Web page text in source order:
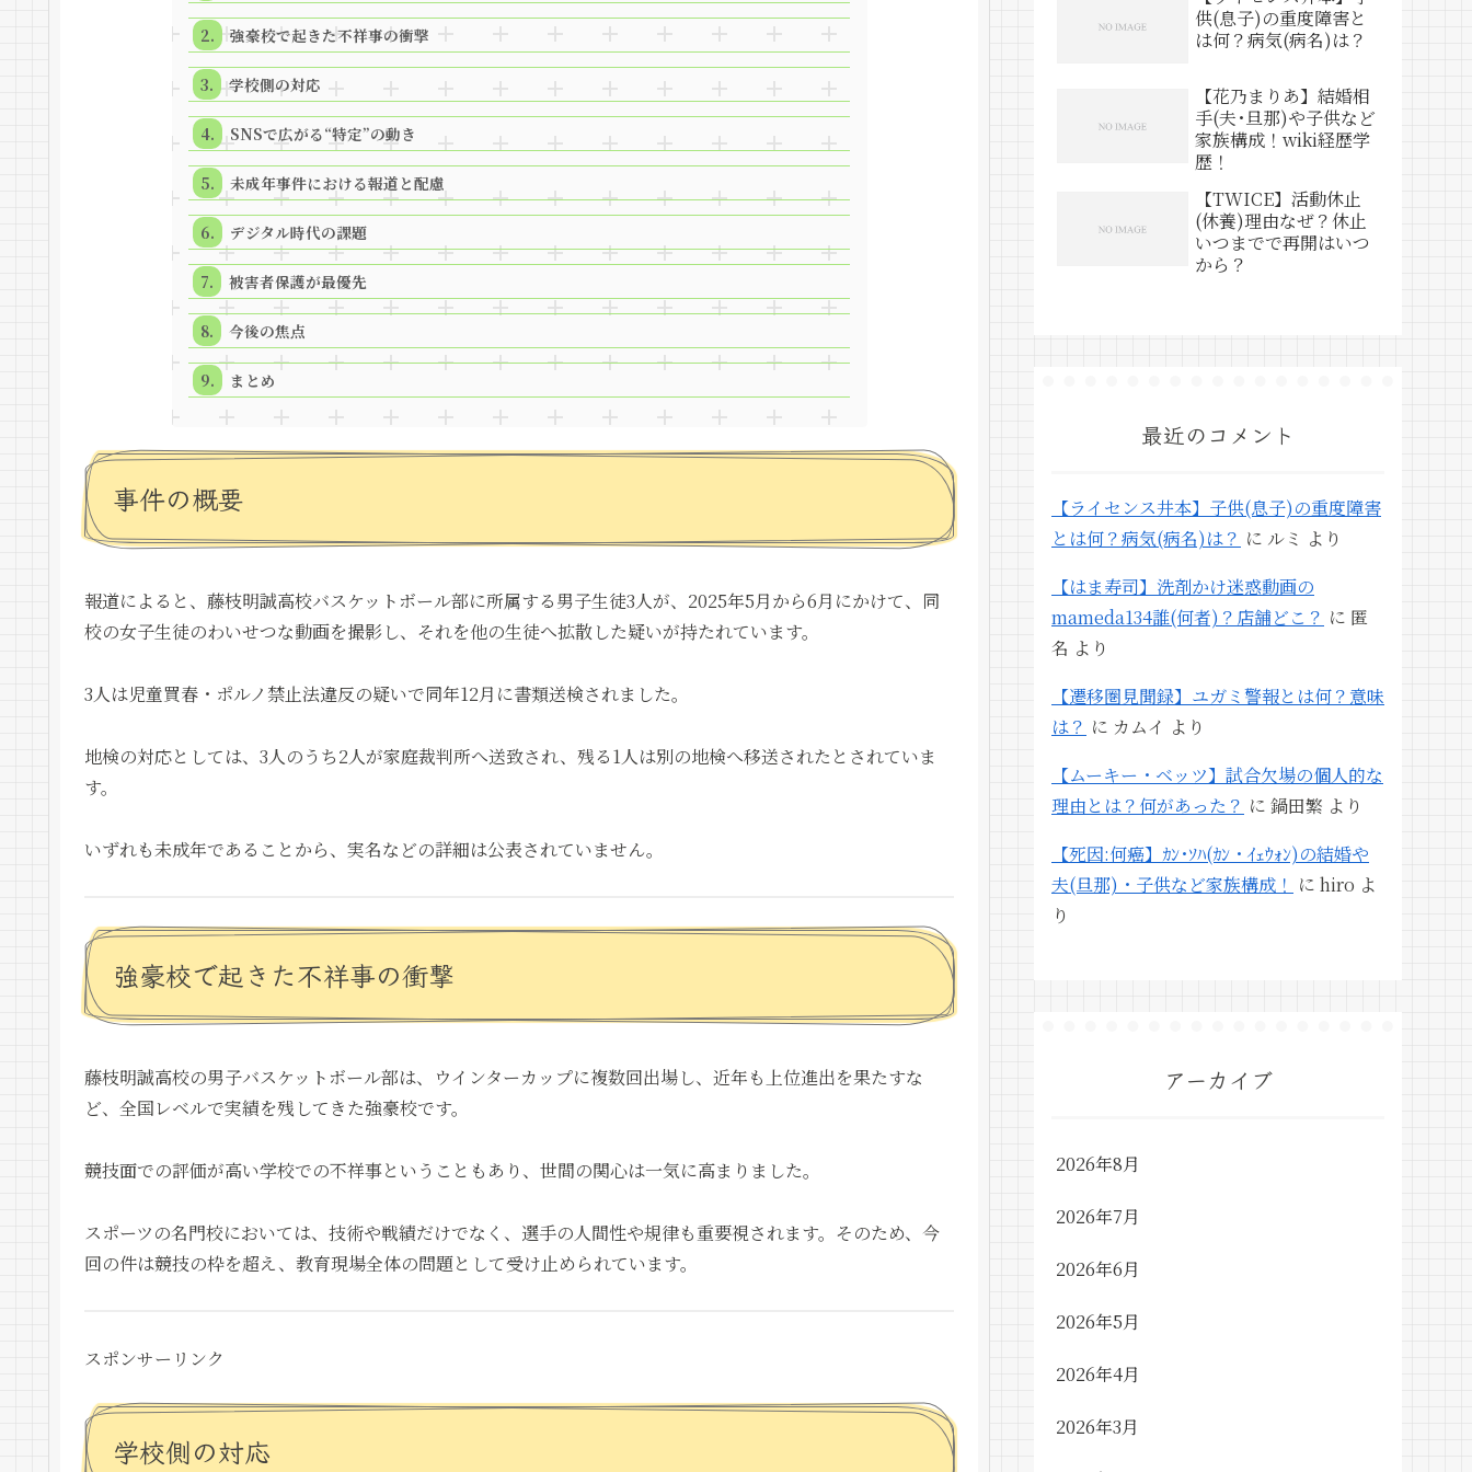
強豪校で起きた不祥事の衝撃
学校側の対応
SNSで広がる“特定”の動き
未成年事件における報道と配慮
デジタル時代の課題
被害者保護が最優先
今後の焦点
まとめ
事件の概要
報道によると、藤枝明誠高校バスケットボール部に所属する男子生徒3人が、2025年5月から6月にかけて、同
校の女子生徒のわいせつな動画を撮影し、それを他の生徒へ拡散した疑いが持たれています。
3人は児童買春・ポルノ禁止法違反の疑いで同年12月に書類送検されました。
地検の対応としては、3人のうち2人が家庭裁判所へ送致され、残る1人は別の地検へ移送されたとされていま
す。
いずれも未成年であることから、実名などの詳細は公表されていません。
強豪校で起きた不祥事の衝撃
藤枝明誠高校の男子バスケットボール部は、ウインターカップに複数回出場し、近年も上位進出を果たすな
ど、全国レベルで実績を残してきた強豪校です。
競技面での評価が高い学校での不祥事ということもあり、世間の関心は一気に高まりました。
スポーツの名門校においては、技術や戦績だけでなく、選手の人間性や規律も重要視されます。そのため、今
回の件は競技の枠を超え、教育現場全体の問題として受け止められています。
スポンサーリンク
学校側の対応
供(息子)の重度障害と
は何？病気(病名)は？
【花乃まりあ】結婚相
手(夫･旦那)や子供など
家族構成！wiki経歴学
歴！
【TWICE】活動休止
(休養)理由なぜ？休止
いつまでで再開はいつ
から？
最近のコメント
【ライセンス井本】子供(息子)の重度障害
とは何？病気(病名)は？ に ルミ より
【はま寿司】洗剤かけ迷惑動画の
mameda134誰(何者)？店舗どこ？ に 匿
名 より
【遷移圏見聞録】ユガミ警報とは何？意味
は？ に カムイ より
【ムーキー・ベッツ】試合欠場の個人的な
理由とは？何があった？ に 鍋田繁 より
【死因:何癌】ｶﾝ･ｿﾊ(ｶﾝ・ｲｪｳｫﾝ)の結婚や
夫(旦那)・子供など家族構成！ に hiro よ
り
アーカイブ
2026年8月
2026年7月
2026年6月
2026年5月
2026年4月
2026年3月